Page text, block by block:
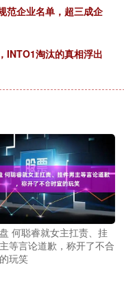
范企业名单，超三成企
INTO1淘汰的真相浮出
何聪睿就女主扛责、挂
等言论道歉，称开了不合
玩笑